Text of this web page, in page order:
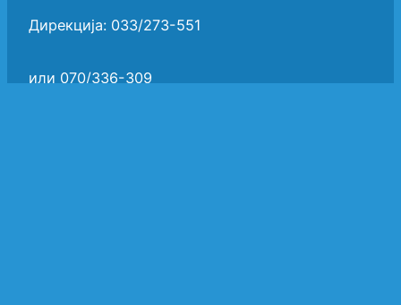
Дирекција: 033/273-551
или 070/336-309